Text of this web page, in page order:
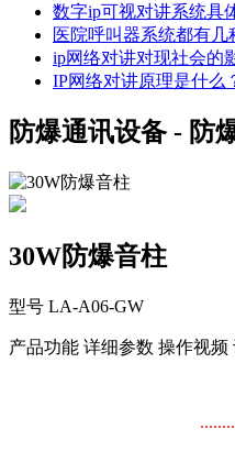
数字ip可视对讲系统具
医院呼叫器系统都有几
ip网络对讲对现社会的
IP网络对讲原理是什么
防爆通讯设备 - 防
30W防爆音柱
型号 LA-A06-GW
产品功能 详细参数 操作视频